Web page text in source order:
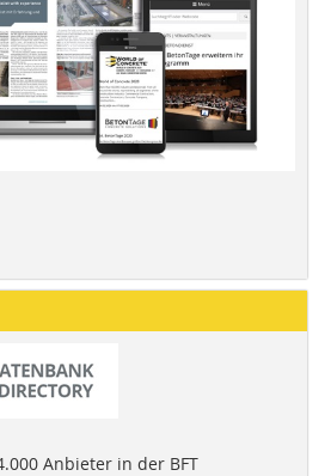
Anbieter in der BFT